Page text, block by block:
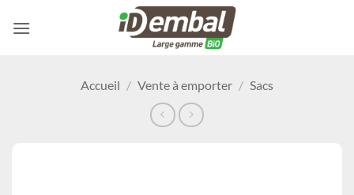
Accueil / Vente à emporter / Sacs